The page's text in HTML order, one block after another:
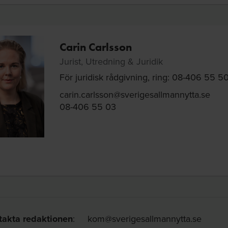
Carin Carlsson
Jurist, Utredning & Juridik
För juridisk rådgivning, ring: 08-406 55
carin.carlsson@sverigesallmannytta.se
08-406 55 03
redaktionen: kom@sverigesallmannytta.se